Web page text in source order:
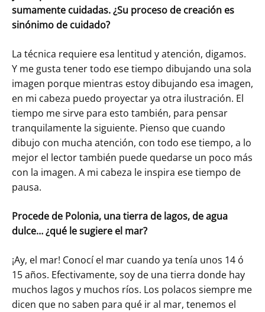
sumamente cuidadas. ¿Su proceso de creación es
sinónimo de cuidado?
La técnica requiere esa lentitud y atención, digamos.
Y me gusta tener todo ese tiempo dibujando una sola
imagen porque mientras estoy dibujando esa imagen,
en mi cabeza puedo proyectar ya otra ilustración. El
tiempo me sirve para esto también, para pensar
tranquilamente la siguiente. Pienso que cuando
dibujo con mucha atención, con todo ese tiempo, a lo
mejor el lector también puede quedarse un poco más
con la imagen. A mi cabeza le inspira ese tiempo de
pausa.
Procede de Polonia, una tierra de lagos, de agua
dulce… ¿qué le sugiere el mar?
¡Ay, el mar! Conocí el mar cuando ya tenía unos 14 ó
15 años. Efectivamente, soy de una tierra donde hay
muchos lagos y muchos ríos. Los polacos siempre me
dicen que no saben para qué ir al mar, tenemos el